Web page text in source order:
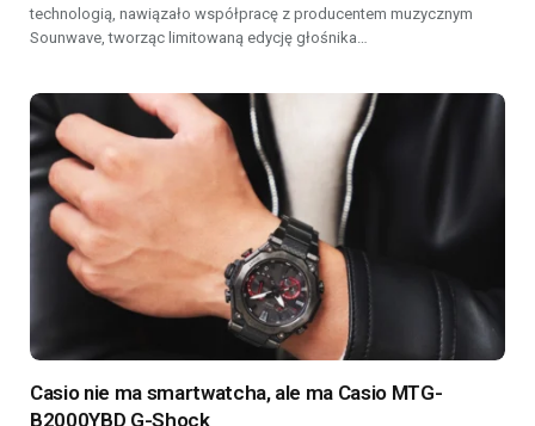
technologią, nawiązało współpracę z producentem muzycznym
Sounwave, tworząc limitowaną edycję głośnika…
Casio nie ma smartwatcha, ale ma Casio MTG-
B2000YBD G-Shock